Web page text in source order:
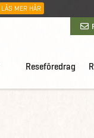
LÄS MER HÄR
Reseföredrag